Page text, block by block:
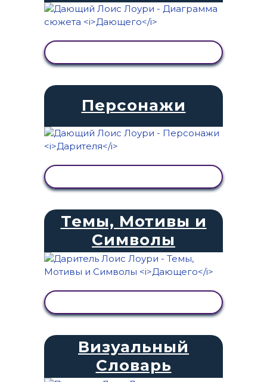
Персонажи
Темы, Мотивы и
Символы
Визуальный
Словарь